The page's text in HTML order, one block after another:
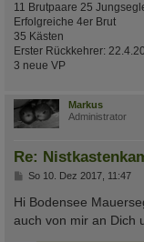
11 Brutpaare 25
Erfolgreiche 4er Brut
35 Kästen
Erster Rückkehrer:
3 neue VP
Markus
Administrator
Re:
B
i
r
So 10. Dez 2017, 11:47
Hi Bodensee
auch von mir an Dich